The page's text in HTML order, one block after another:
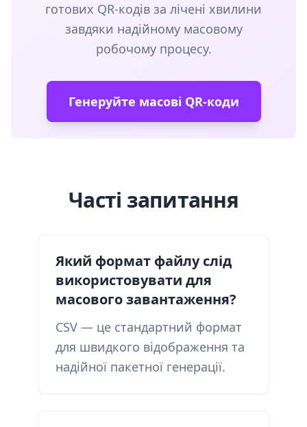
готових QR-кодів за лічені хвилини
завдяки надійному масовому
робочому процесу.
Генеруйте масові QR-коди
Часті запитання
Який формат файлу слід
використовувати для
масового завантаження?
CSV — це стандартний формат
для швидкого відображення та
надійної пакетної генерації.